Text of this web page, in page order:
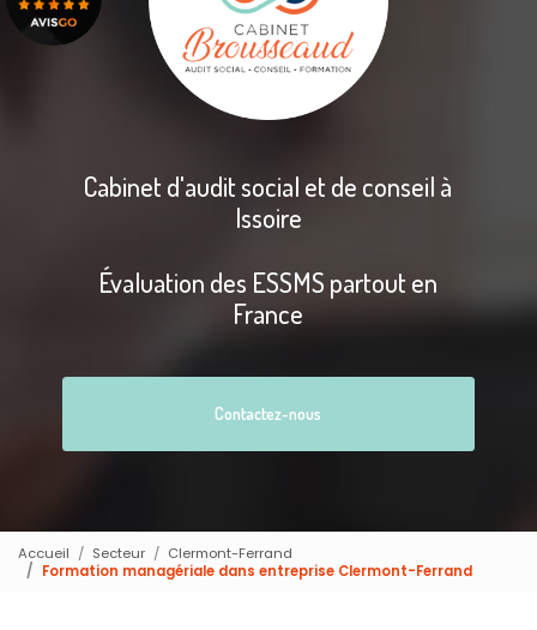
Cabinet d'audit social et de conseil à
Issoire
Évaluation des ESSMS partout en
France
Contactez-nous
Accueil Secteur
Clermont-Ferrand
Formation managériale dans entreprise Clermont-Ferrand